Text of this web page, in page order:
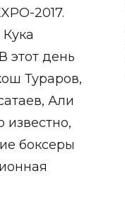
2017.
этот день
Тураров,
Али
боксеры